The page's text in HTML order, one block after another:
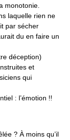
monotonie.
laquelle rien ne
par sécher
du en faire un
déception)
et
qui
: l’émotion !!
? À moins qu’il